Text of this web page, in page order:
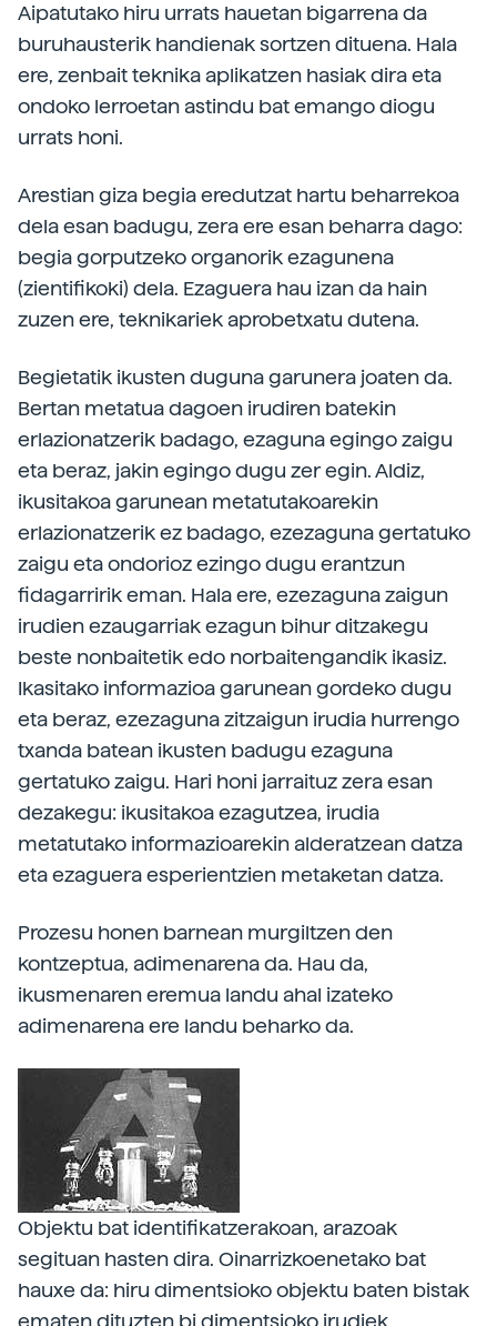
Aipatutako hiru urrats hauetan bigarrena da
buruhausterik handienak sortzen dituena. Hala
ere, zenbait teknika aplikatzen hasiak dira eta
ondoko lerroetan astindu bat emango diogu
urrats honi.
Arestian giza begia eredutzat hartu beharrekoa
dela esan badugu, zera ere esan beharra dago:
begia gorputzeko organorik ezagunena
(zientifikoki) dela. Ezaguera hau izan da hain
zuzen ere, teknikariek aprobetxatu dutena.
Begietatik ikusten duguna garunera joaten da.
Bertan metatua dagoen irudiren batekin
erlazionatzerik badago, ezaguna egingo zaigu
eta beraz, jakin egingo dugu zer egin. Aldiz,
ikusitakoa garunean metatutakoarekin
erlazionatzerik ez badago, ezezaguna gertatuko
zaigu eta ondorioz ezingo dugu erantzun
fidagarririk eman. Hala ere, ezezaguna zaigun
irudien ezaugarriak ezagun bihur ditzakegu
beste nonbaitetik edo norbaitengandik ikasiz.
Ikasitako informazioa garunean gordeko dugu
eta beraz, ezezaguna zitzaigun irudia hurrengo
txanda batean ikusten badugu ezaguna
gertatuko zaigu. Hari honi jarraituz zera esan
dezakegu: ikusitakoa ezagutzea, irudia
metatutako informazioarekin alderatzean datza
eta ezaguera esperientzien metaketan datza.
Prozesu honen barnean murgiltzen den
kontzeptua, adimenarena da. Hau da,
ikusmenaren eremua landu ahal izateko
adimenarena ere landu beharko da.
Objektu bat identifikatzerakoan, arazoak
segituan hasten dira. Oinarrizkoenetako bat
hauxe da: hiru dimentsioko objektu baten bistak
ematen dituzten bi dimentsioko irudiek,